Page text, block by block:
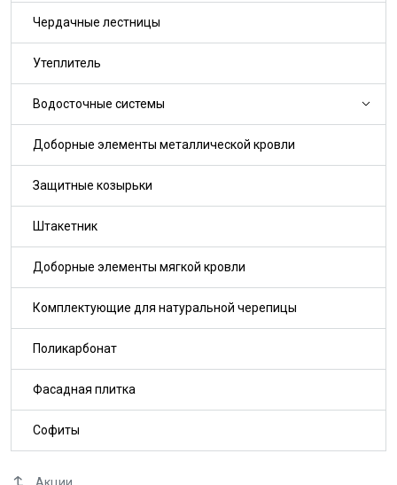
Акции
Чердачные лестницы
Утеплитель
Водосточные системы
Доборные элементы металлической кровли
Защитные козырьки
Штакетник
Доборные элементы мягкой кровли
Комплектующие для натуральной черепицы
Поликарбонат
Фасадная плитка
Софиты